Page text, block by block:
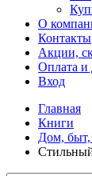
О
Контакты
Акции,
Оплата и
Вход
Главная
Книги
Дом, быт,